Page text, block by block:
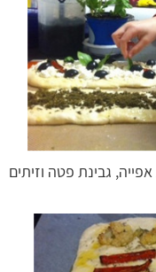
גבינת פטה וזיתים